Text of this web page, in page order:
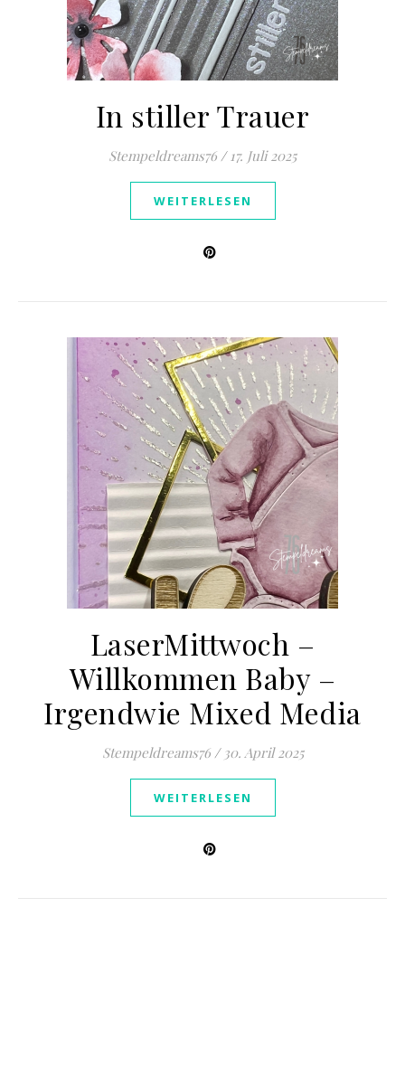
In stiller Trauer
Stempeldreams76 / 17. Juli 2025
WEITERLESEN
LaserMittwoch –
Willkommen Baby –
Irgendwie Mixed Media
Stempeldreams76 / 30. April 2025
WEITERLESEN